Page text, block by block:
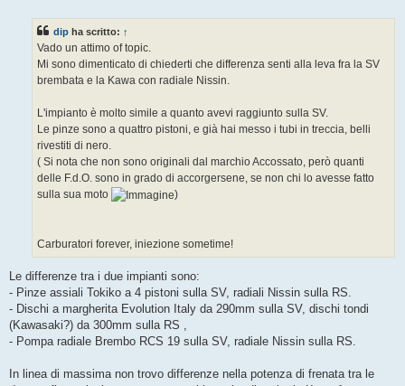
dip ha scritto: ↑
Vado un attimo of topic.
Mi sono dimenticato di chiederti che differenza senti alla leva fra la SV
brembata e la Kawa con radiale Nissin.
L'impianto è molto simile a quanto avevi raggiunto sulla SV.
Le pinze sono a quattro pistoni, e già hai messo i tubi in treccia, belli
rivestiti di nero.
( Si nota che non sono originali dal marchio Accossato, però quanti
delle F.d.O. sono in grado di accorgersene, se non chi lo avesse fatto
sulla sua moto
)
Carburatori forever, iniezione sometime!
Le differenze tra i due impianti sono:
- Pinze assiali Tokiko a 4 pistoni sulla SV, radiali Nissin sulla RS.
- Dischi a margherita Evolution Italy da 290mm sulla SV, dischi tondi
(Kawasaki?) da 300mm sulla RS ,
- Pompa radiale Brembo RCS 19 sulla SV, radiale Nissin sulla RS.
In linea di massima non trovo differenze nella potenza di frenata tra le